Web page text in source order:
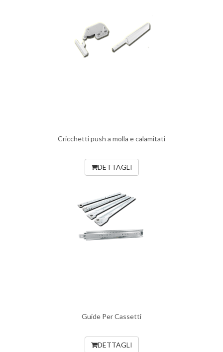
Cricchetti push a molla e calamitati
DETTAGLI
Guide Per Cassetti
DETTAGLI